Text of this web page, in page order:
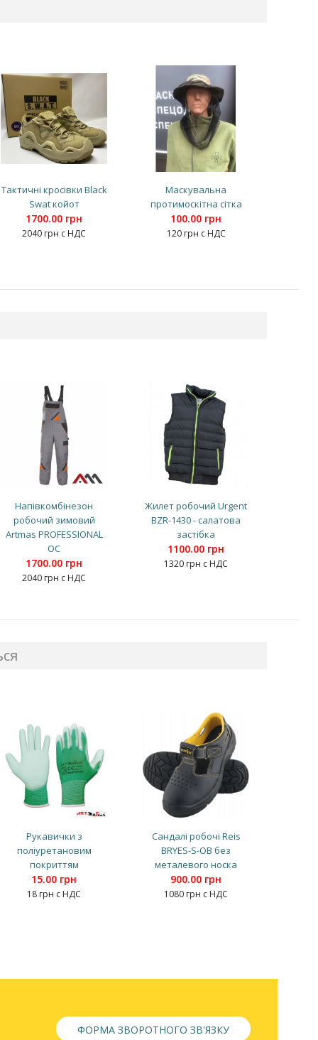
Тактичні кросівки Black
Swat койот
1700.00 грн
2040 грн с НДС
Маскувальна
протимоскітна сітка
100.00 грн
120 грн с НДС
Напівкомбінезон
робочий зимовий
Artmas PROFESSIONAL
OC
1700.00 грн
2040 грн с НДС
Жилет робочий Urgent
BZR-1430 - салатова
застібка
1100.00 грн
1320 грн с НДС
Рукавички з
поліуретановим
покриттям
15.00 грн
18 грн с НДС
Сандалі робочі Reis
BRYES-S-OB без
металевого носка
900.00 грн
1080 грн с НДС
ФОРМА ЗВОРОТНОГО ЗВ'ЯЗКУ